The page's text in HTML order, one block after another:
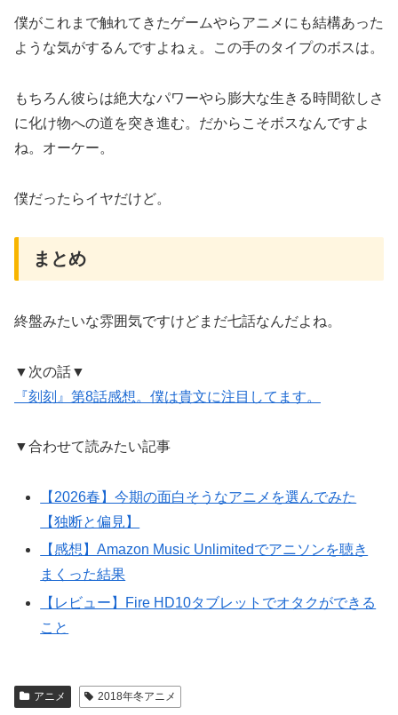
僕がこれまで触れてきたゲームやらアニメにも結構あった
ような気がするんですよねぇ。この手のタイプのボスは。
もちろん彼らは絶大なパワーやら膨大な生きる時間欲しさ
に化け物への道を突き進む。だからこそボスなんですよ
ね。オーケー。
僕だったらイヤだけど。
まとめ
終盤みたいな雰囲気ですけどまだ七話なんだよね。
▼次の話▼
『刻刻』第8話感想。僕は貴文に注目してます。
▼合わせて読みたい記事
【2026春】今期の面白そうなアニメを選んでみた
【独断と偏見】
【感想】Amazon Music Unlimitedでアニソンを聴き
まくった結果
【レビュー】Fire HD10タブレットでオタクができる
こと
アニメ 2018年冬アニメ